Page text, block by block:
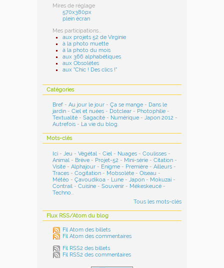
Mires de réglage
570x380px
plein écran
Mes participations...
aux projets 52 de Virginie
à la photo muette
à la photo du mois
aux 366 alphabétiques
aux Obsolètes
aux "Chic ! Des clics !"
Catégories
Bref -Au jour le jour -Ça se mange - Dans le
jardin -Ciel et nuées - Dotclear - Photophilie -
Textualité -Sagacité - Numérique -Japon 2012 -
Autrefois - La vie du blog.
Mots-clés
Ici -Jeu -Végétal -Ciel - Nuages -Coulisses -
Animal - Brève - Projet-52 - Mini-série -Citation -
Visite -Alphajour - Enigme - Première -Ailleurs -
Traces -Cogitation - Mobsolète -Oiseau -
Météo -Çavoudikoa - Lune -Japon - Mokuzai -
Contrail -Cuisine -Souvenir - Mékeskeucé -
Techno...
Tous les mots-clés
Flux RSS/Atom du blog
Fil Atom des billets
Fil Atom des commentaires
Fil RSS2 des billets
Fil RSS2 des commentaires